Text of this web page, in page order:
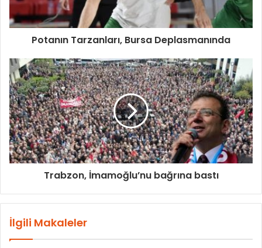
Potanın Tarzanları, Bursa Deplasmanında
Trabzon, İmamoğlu’nu bağrına bastı
İlgili Makaleler